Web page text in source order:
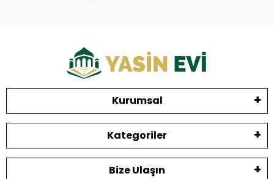
Kurumsal
Kategoriler
Bize Ulaşın